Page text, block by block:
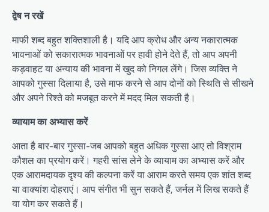
द्वेष न रखें
माफी शब्द बहुत शक्तिशाली है। यदि आप क्रोध और अन्य नकारात्मक
भावनाओं को सकारात्मक भावनाओं पर हावी होने देते हैं, तो आप अपनी
कड़वाहट या अन्याय की भावना में खुद को निगल लेंगे। जिस व्यक्ति ने
आपको गुस्सा दिलाया है, उसे माफ करने से आप दोनों को स्थिति से सीखने
और अपने रिश्ते को मजबूत करने में मदद मिल सकती है।
व्यायाम का अभ्यास करें
आता है बार-बार गुस्सा-जब आपको बहुत अधिक गुस्सा आए तो विश्राम
कौशल का प्रयोग करें। गहरी सांस लेने के व्यायाम का अभ्यास करें और
एक आरामदायक दृश्य की कल्पना करें या आराम करते समय एक शांत शब्द
या वाक्यांश दोहराएं। आप संगीत भी सुन सकते हैं, जर्नल में लिख सकते हैं
या योग कर सकते हैं।